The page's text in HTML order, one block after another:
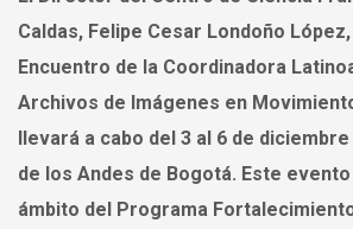
Caldas, Felipe Cesar Londoño
Encuentro de la Coordinadora
Archivos de Imágenes en
llevará a cabo del 3 al 6 de
de los Andes de Bogotá. Este
ámbito del Programa